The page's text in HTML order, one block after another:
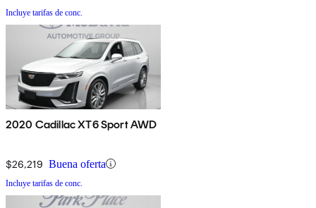
Incluye tarifas de conc.
2020 Cadillac XT6 Sport AWD
$26,219 Buena oferta
Incluye tarifas de conc.